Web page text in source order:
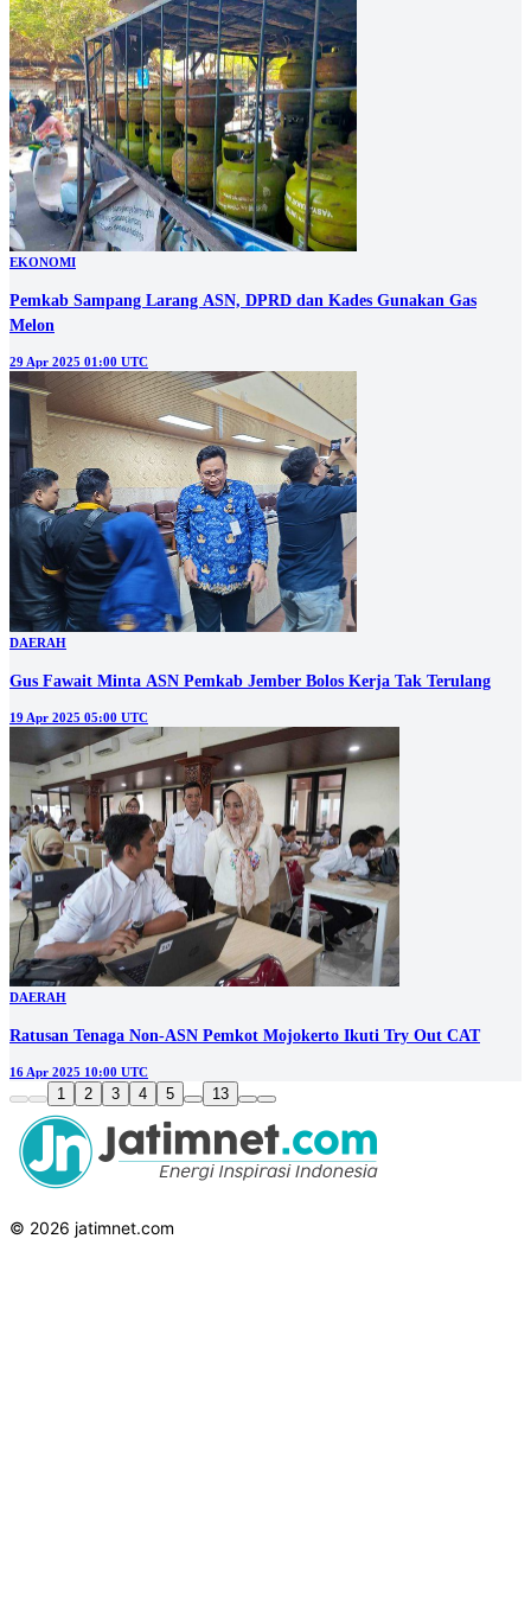
EKONOMI
Pemkab Sampang Larang ASN, DPRD dan Kades Gunakan Gas
Melon
29 Apr 2025 01:00 UTC
DAERAH
Gus Fawait Minta ASN Pemkab Jember Bolos Kerja Tak Terulang
19 Apr 2025 05:00 UTC
DAERAH
Ratusan Tenaga Non-ASN Pemkot Mojokerto Ikuti Try Out CAT
16 Apr 2025 10:00 UTC
1 2 3 4 5 13
© 2026 jatimnet.com